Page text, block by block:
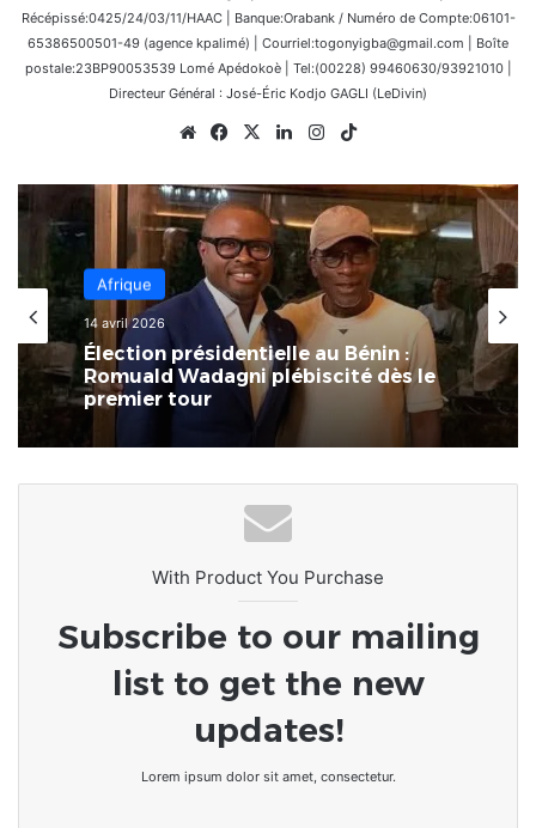
Récépissé:0425/24/03/11/HAAC | Banque:Orabank / Numéro de Compte:06101-
65386500501-49 (agence kpalimé) | Courriel:togonyigba@gmail.com | Boîte
postale:23BP90053539 Lomé Apédokoè | Tel:(00228) 99460630/93921010 |
Directeur Général : José-Éric Kodjo GAGLI (LeDivin)
WebsiteFacebook
X LinkedinInstagram
Afrique
14 avril 2026
Élection présidentielle au Bénin :
Romuald Wadagni plébiscité dès le
premier tour
Afrique
8 mars 2026
L’Afrique au carrefour des
consciences : le devoir de rompre
avec la culture du naufrage
With Product You Purchase
Subscribe to our mailing
list to get the new
updates!
Lorem ipsum dolor sit amet, consectetur.